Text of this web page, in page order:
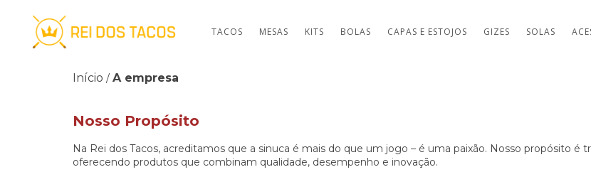
TACOS MESAS KITS BOLAS CAPAS E ESTOJOS GIZES SOLAS
Início / A empresa
Nosso Propósito
Na Rei dos Tacos, acreditamos que a sinuca é mais do que um jogo – é uma paixão. Nosso propósito é
oferecendo produtos que combinam qualidade, desempenho e inovação.